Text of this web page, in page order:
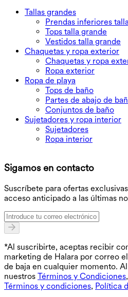
Tallas grandes
Prendas inferiores
Tops talla grande
Vestidos talla grande
Chaquetas y ropa exterior
Chaquetas y ropa
Ropa exterior
Ropa de playa
Tops de baño
Partes de abajo de
Conjuntos de baño
Sujetadores y ropa interior
Sujetadores
Ropa interior
Sigamos en contacto
Suscríbete para ofertas
acceso anticipado a las últimas
*Al suscribirte, aceptas recibir
marketing de Halara por correo
de baja en cualquier momento.
nuestros Términos y Condiciones,
Términos y condiciones, Política